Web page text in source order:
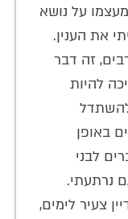
על נושא
את הענין.
זה דבר
להיות
באופן
לבני
נרתעתי.
צעיר לימים,